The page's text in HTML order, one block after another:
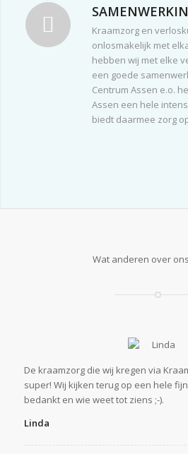
Kraamzorg en
onlosmakelijk met
hebben wij met elke
een goede
Centrum Assen e.o.
Assen een hele
biedt daarmee zorg
Wat anderen over
De kraamzorg die wij kregen via
super! Wij kijken terug op een hele
bedankt en wie weet tot ziens ;-).
Linda